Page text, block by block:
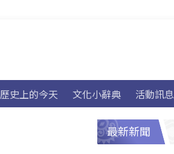
歷史上的今天 文化小辭典 活動訊息
最新新聞